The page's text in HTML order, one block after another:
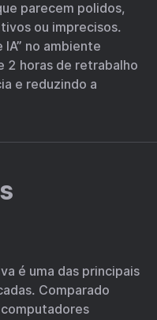
parecem polidos,
ou imprecisos.
no ambiente
2 horas de retrabalho
e reduzindo a
é uma das principais
Comparado